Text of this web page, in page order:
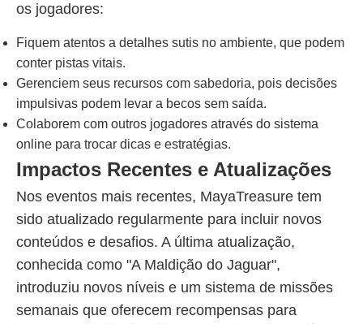
os jogadores:
Fiquem atentos a detalhes sutis no ambiente, que podem
conter pistas vitais.
Gerenciem seus recursos com sabedoria, pois decisões
impulsivas podem levar a becos sem saída.
Colaborem com outros jogadores através do sistema
online para trocar dicas e estratégias.
Impactos Recentes e Atualizações
Nos eventos mais recentes, MayaTreasure tem
sido atualizado regularmente para incluir novos
conteúdos e desafios. A última atualização,
conhecida como "A Maldição do Jaguar",
introduziu novos níveis e um sistema de missões
semanais que oferecem recompensas para